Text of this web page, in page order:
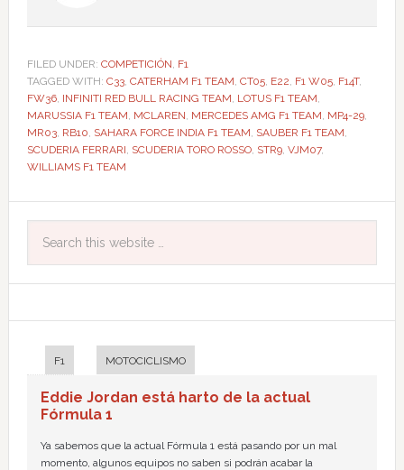
FILED UNDER: COMPETICIÓN, F1
TAGGED WITH: C33, CATERHAM F1 TEAM, CT05, E22, F1 W05, F14T,
FW36, INFINITI RED BULL RACING TEAM, LOTUS F1 TEAM,
MARUSSIA F1 TEAM, MCLAREN, MERCEDES AMG F1 TEAM, MP4-29,
MR03, RB10, SAHARA FORCE INDIA F1 TEAM, SAUBER F1 TEAM,
SCUDERIA FERRARI, SCUDERIA TORO ROSSO, STR9, VJM07,
WILLIAMS F1 TEAM
F1 MOTOCICLISMO
Eddie Jordan está harto de la actual
Fórmula 1
Ya sabemos que la actual Fórmula 1 está pasando por un mal
momento, algunos equipos no saben si podrán acabar la